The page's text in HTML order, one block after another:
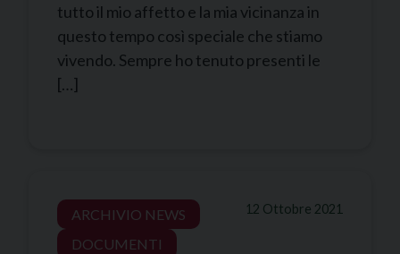
tutto il mio affetto e la mia vicinanza in
questo tempo così speciale che stiamo
vivendo. Sempre ho tenuto presenti le
[…]
12 Ottobre 2021
ARCHIVIO NEWS
DOCUMENTI